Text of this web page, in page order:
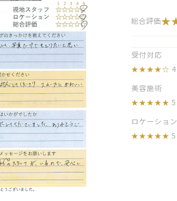
総合評価
受付対応
4
美容施術
5
ロケーション
5